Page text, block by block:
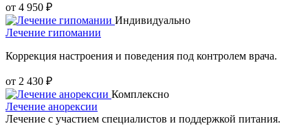
от 4 950 ₽
Индивидуально
Лечение гипомании
Коррекция настроения и поведения под контролем врача.
от 2 430 ₽
Комплексно
Лечение анорексии
Лечение с участием специалистов и поддержкой питания.